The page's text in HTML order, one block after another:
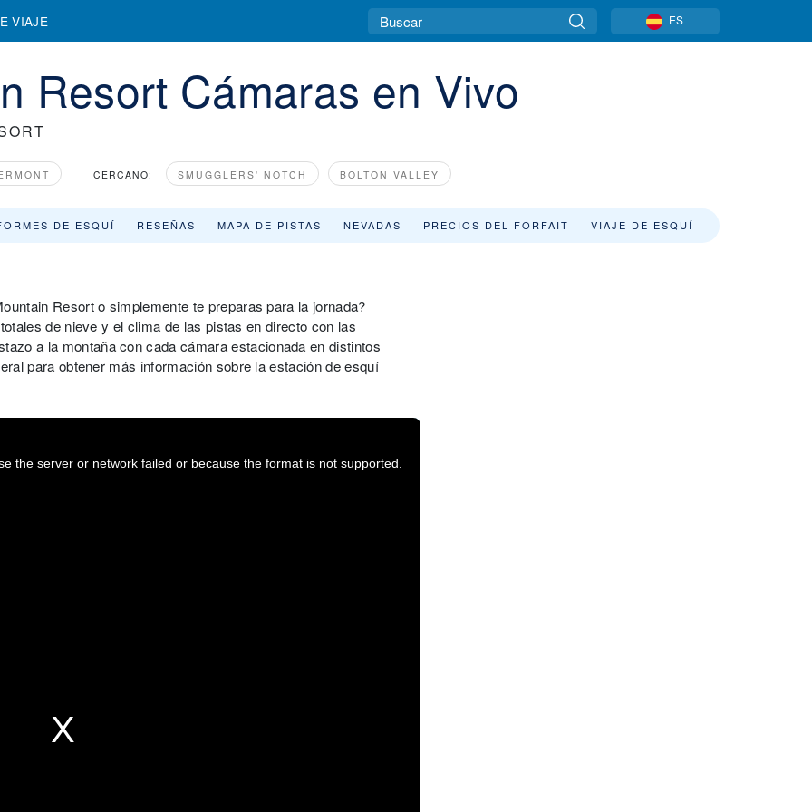
VIAJE ES
Resort Cámaras en Vivo
CERCANO: SMUGGLERS' NOTCH BOLTON VALLEY
DE ESQUÍ RESEÑAS MAPA DE PISTAS NEVADAS PRECIOS DEL FORFAIT VIAJE DE ESQUÍ
Resort o simplemente te preparas para la jornada?
de nieve y el clima de las pistas en directo con las
a la montaña con cada cámara estacionada en distintos
para obtener más información sobre la estación de esquí
hace 9 horas